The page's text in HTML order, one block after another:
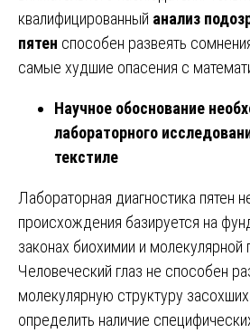
квалифицированный анализ
пятен способен развеять
самые худшие опасения с
Научное обоснование
лабораторного
текстиле
Лабораторная диагностика пятен
происхождения базируется на
законах биохимии и молекулярной
Человеческий глаз не способен
молекулярную структуру
определить наличие